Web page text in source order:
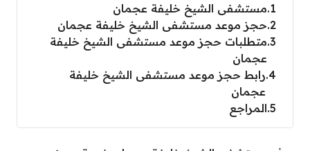
1 مستشفى الشيخ خليفة عجمان
2 حجز موعد مستشفى الشيخ خليفة عجمان
3 متطلبات حجز موعد مستشفى الشيخ خليفة
عجمان
4 رابط حجز موعد مستشفى الشيخ خليفة
عجمان
5 المراجع